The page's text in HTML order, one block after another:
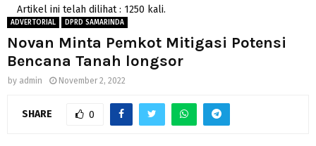
Artikel ini telah dilihat : 1250 kali.
ADVERTORIAL DPRD SAMARINDA
Novan Minta Pemkot Mitigasi Potensi
Bencana Tanah longsor
by admin November 2, 2022
SHARE 0